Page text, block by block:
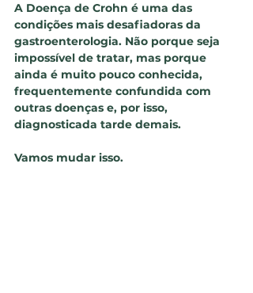
A Doença de Crohn é uma das
condições mais desafiadoras da
gastroenterologia. Não porque seja
impossível de tratar, mas porque
ainda é muito pouco conhecida,
frequentemente confundida com
outras doenças e, por isso,
diagnosticada tarde demais.
Vamos mudar isso.